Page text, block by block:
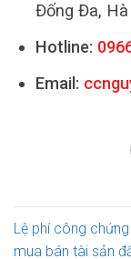
Đống Đa,
Hotline:
Email:
Lệ phí công
mua bán tài sản